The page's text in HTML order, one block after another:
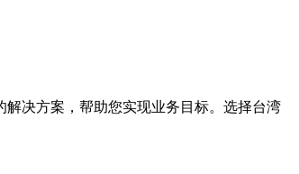
决方案，帮助您实现业务目标。选择台湾